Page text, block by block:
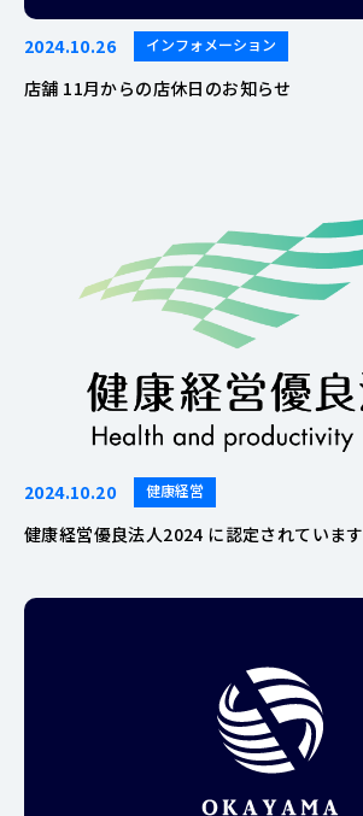
2024.10.26 インフォメーション
店舗 11月からの店休日のお知らせ
2024.10.20 健康経営
健康経営優良法人2024 に認定されています